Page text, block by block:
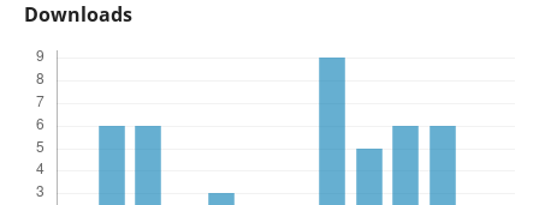
Downloads